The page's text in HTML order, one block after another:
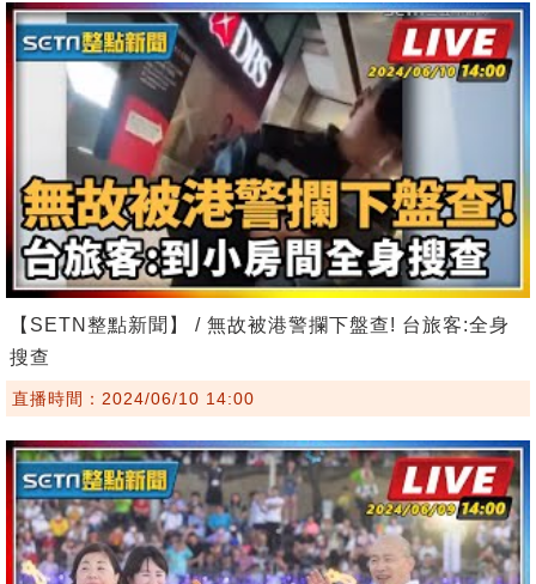
【SETN整點新聞】 / 無故被港警攔下盤查! 台旅客:全身
搜查
直播時間：2024/06/10 14:00